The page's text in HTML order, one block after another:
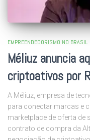
EMPREENDEDORISMO NO BRASIL
Méliuz anuncia
criptoativos por
A Méliuz, empresa de
para conectar marcas e
marketplace de oferta
contrato de compra da